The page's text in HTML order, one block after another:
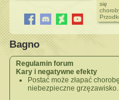
zapraszamy do wzięcia
Dnia Kobiet! ->Loteria z
okazji Dnia Kobiet
04.02.2024
Postacią Miesiąca został
Tauro
Dzienniki umiejętności
zostały sprawdzone
się
>
Bagno
Regulamin forum
Kary i negatywne efekty
Postać może złapać
niebezpieczne grzęzawisko.